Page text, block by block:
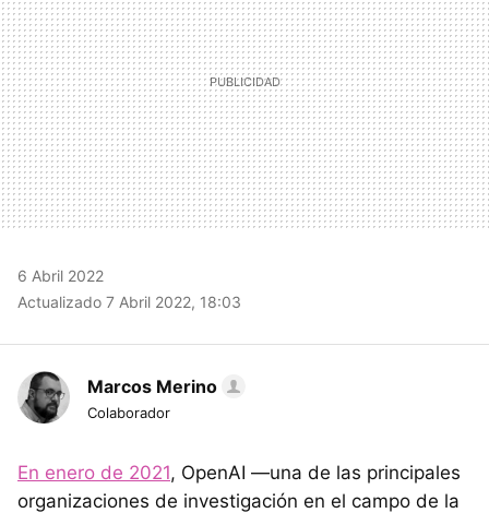
6 Abril 2022
Actualizado 7 Abril 2022, 18:03
Marcos Merino
Colaborador
En enero de 2021, OpenAI —una de las principales
organizaciones de investigación en el campo de la